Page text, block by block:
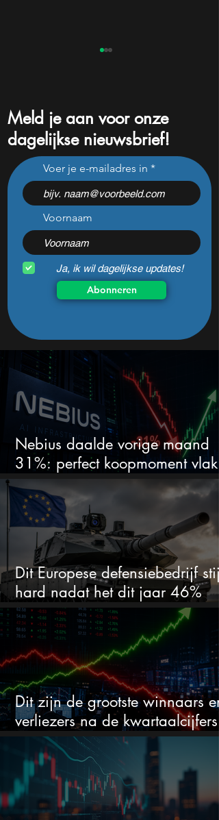
Dit Europese
defensiebedrijf stijgt hard
nadat het dit jaar 46%
daalde: mooie koopkans?
Meld je aan voor onze
dagelijkse nieuwsbrief!
Voer je e-mailadres in
Voornaam
Ja, ik wil dagelijkse updates!
Abonneren
Nebius daalde vorige maand
31%: perfect koopmoment vlak
voor kwartaalcijfers?
Dit Europese defensiebedrijf
hard nadat het dit jaar 46%
daalde: mooie koopkans?
Dit zijn de grootste winnaars en
verliezers na de kwartaalcijfers
(2 springen eruit)